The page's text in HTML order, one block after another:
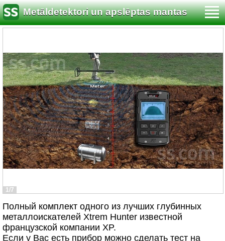
Metāldetektori un apslēptas mantas
meklēšana
1/7
Полный комплект одного из лучших глубинных
металлоискателей Xtrem Hunter известной
французской компании ХP.
Если у Вас есть прибор можно сделать тест на